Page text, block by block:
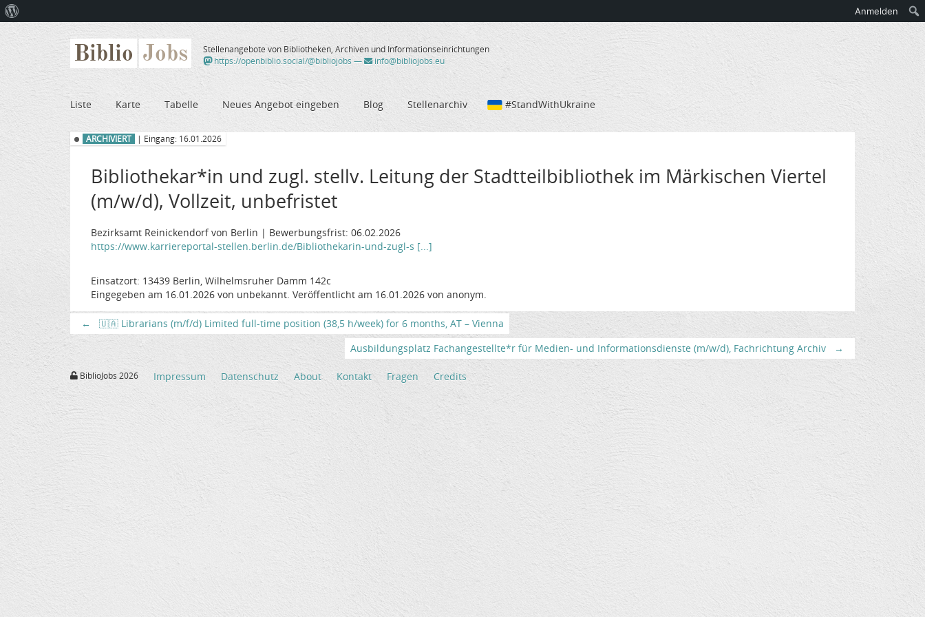
Biblio Jobs
Stellenangebote von Bibliotheken, Archiven und Informationseinrichtungen
https://openbiblio.social/@bibliojobs — info@bibliojobs.eu
Liste Karte Tabelle Neues Angebot eingeben Blog Stellenarchiv #StandWithUkraine
ARCHIVIERT | Eingang: 16.01.2026
Bibliothekar*in und zugl. stellv. Leitung der Stadtteilbibliothek im Märkischen Viertel
(m/w/d), Vollzeit, unbefristet
Bezirksamt Reinickendorf von Berlin | Bewerbungsfrist: 06.02.2026
https://www.karriereportal-stellen.berlin.de/Bibliothekarin-und-zugl-s [...]
Einsatzort: 13439 Berlin, Wilhelmsruher Damm 142c
Eingegeben am 16.01.2026 von unbekannt. Veröffentlicht am 16.01.2026 von anonym.
←
🇺🇦 Librarians (m/f/d) Limited full-time position (38,5 h/week) for 6 months, AT – Vienna
Ausbildungsplatz Fachangestellte*r für Medien- und Informationsdienste (m/w/d), Fachrichtung Archiv
→
BiblioJobs 2026 Impressum Datenschutz About Kontakt Fragen Credits
WordPress
Anmelden